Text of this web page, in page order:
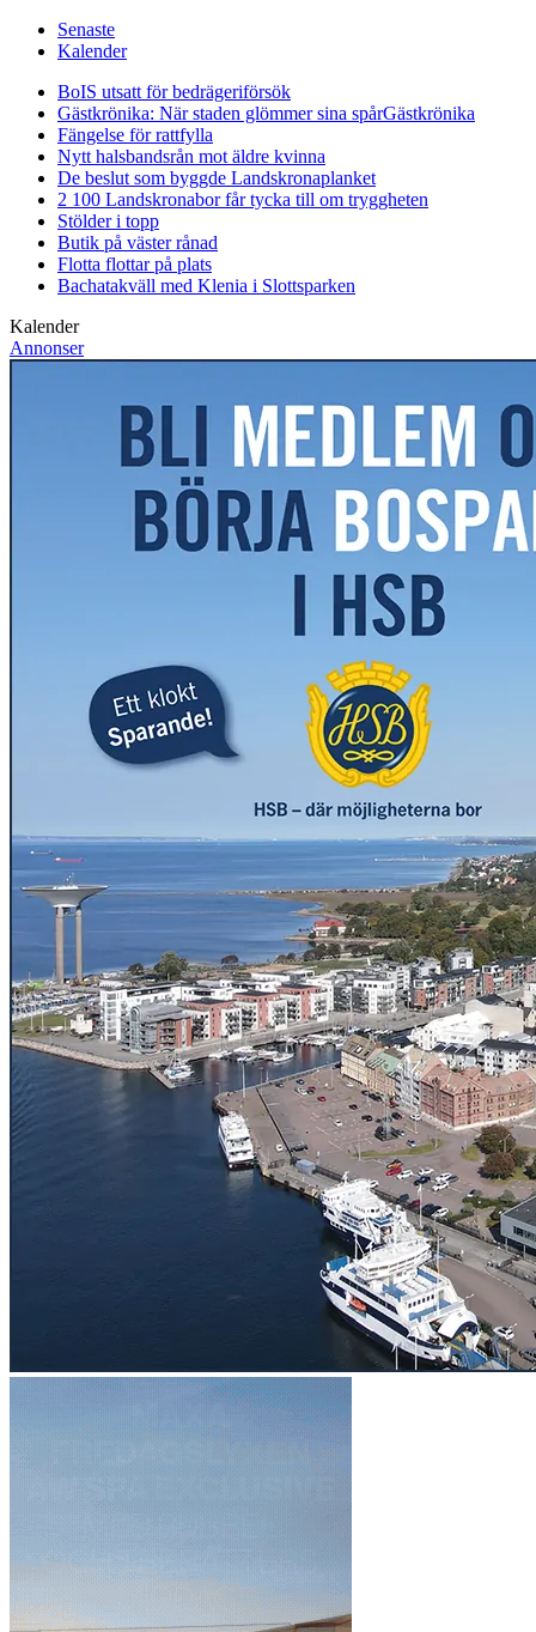
Senaste
Kalender
BoIS utsatt för bedrägeriförsök
Gästkrönika: När staden glömmer sina spårGästkrönika
Fängelse för rattfylla
Nytt halsbandsrån mot äldre kvinna
De beslut som byggde Landskronaplanket
2 100 Landskronabor får tycka till om tryggheten
Stölder i topp
Butik på väster rånad
Flotta flottar på plats
Bachatakväll med Klenia i Slottsparken
Kalender
Annonser